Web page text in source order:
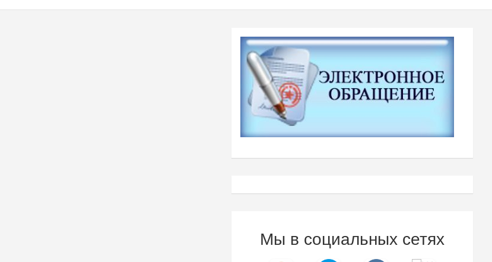
Мы в социальных сетях